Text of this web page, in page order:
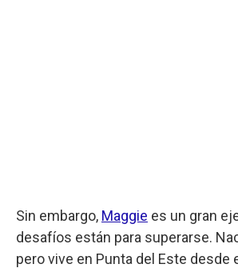
Sin embargo, Maggie es un gran
desafíos están para superarse.
pero vive en Punta del Este desde